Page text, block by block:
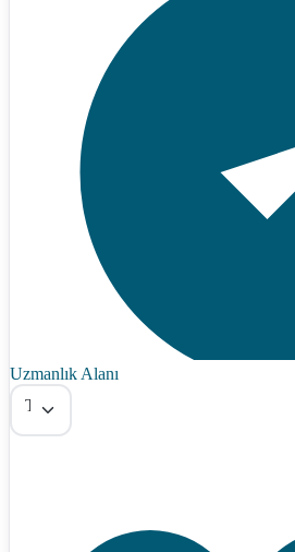
Uzmanlık Alanı
Tümü